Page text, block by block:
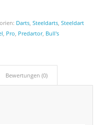
Darts, Steeldarts, Steeldart
Pro Predartor, Bull's
Bewertungen (0)